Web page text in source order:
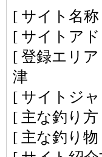
[ サイト名
[ サイトア
[ 登録エリ
津
[ サイトジ
[ 主な釣り
[ 主な釣り